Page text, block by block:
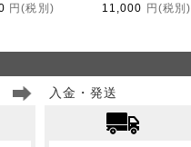
円(税別)
11,000
円(税別)
入金・発送